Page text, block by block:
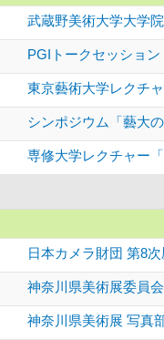
武蔵野美術大学大学
PGIトークセッション
東京藝術大学レクチ
シンポジウム「藝大の
専修大学レクチャー
日本カメラ財団 第8
神奈川県美術展委員
神奈川県美術展 写真